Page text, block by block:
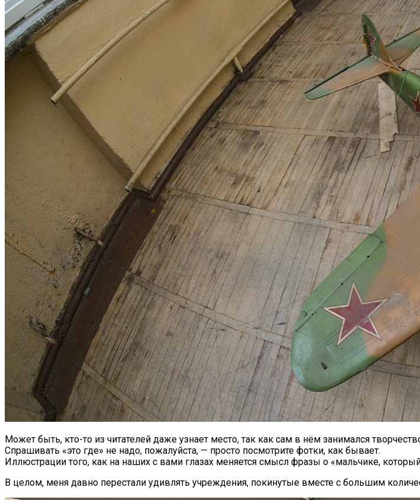
Может быть, кто-то из читателей даже узнает место, так как сам в нём занимался
Спрашивать «это где» не надо, пожалуйста, — просто посмотрите фотки, как бывает.
Иллюстрации того, как на наших с вами глазах меняется смысл фразы о «мальчике,
В целом, меня давно перестали удивлять учреждения, покинутые вместе с большим